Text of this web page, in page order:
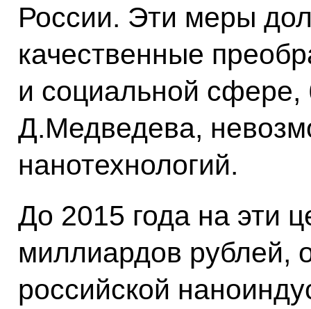
России. Эти меры
качественные
и социальной
Д.Медведева,
нанотехнологий.
До 2015 года на эти
миллиардов рублей,
российской